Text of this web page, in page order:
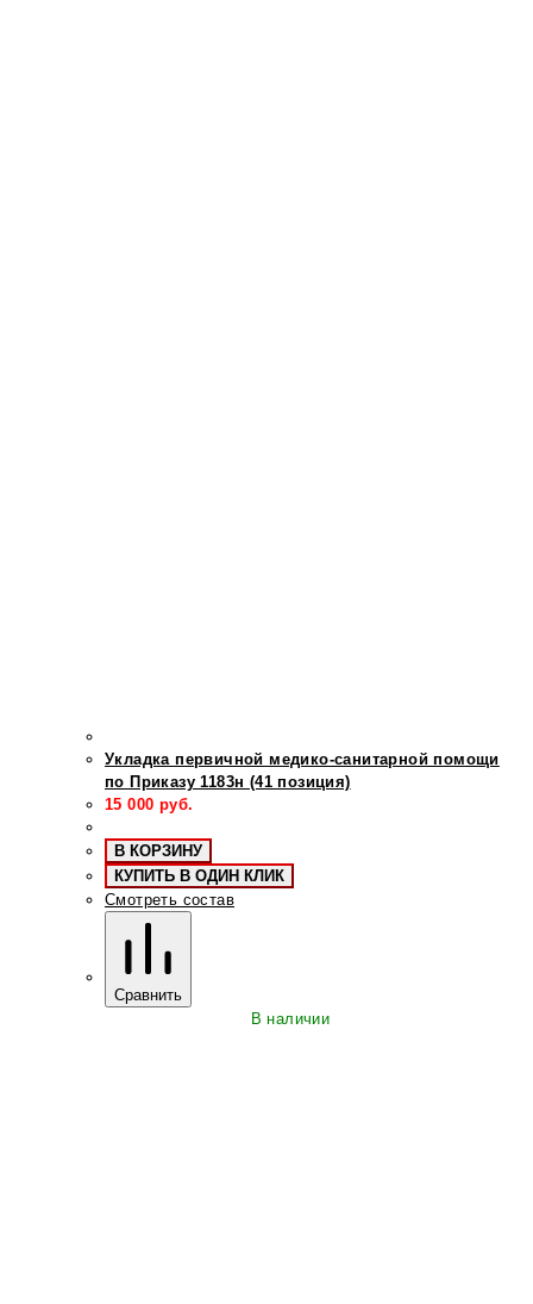
Укладка первичной медико-санитарной помощи
по Приказу 1183н (41 позиция)
15 000 руб.
В КОРЗИНУ
КУПИТЬ В ОДИН КЛИК
Смотреть состав
Сравнить
В наличии